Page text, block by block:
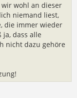
wohl an dieser
niemand liest,
die immer wieder
dass alle
nicht dazu gehöre